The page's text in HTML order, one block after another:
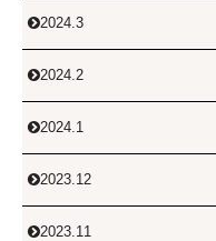
2024.3
2024.2
2024.1
2023.12
2023.11